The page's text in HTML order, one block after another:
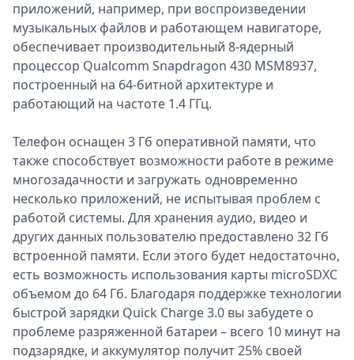
приложений, например, при воспроизведении
музыкальных файлов и работающем навигаторе,
обеспечивает производительный 8-ядерный
процессор Qualcomm Snapdragon 430 MSM8937,
построенный на 64-битной архитектуре и
работающий на частоте 1.4 ГГц.
Телефон оснащен 3 Гб оперативной памяти, что
также способствует возможности работе в режиме
многозадачности и загружать одновременно
несколько приложений, не испытывая проблем с
работой системы. Для хранения аудио, видео и
других данных пользователю предоставлено 32 Гб
встроенной памяти. Если этого будет недостаточно,
есть возможность использования карты microSDXC
объемом до 64 Гб. Благодаря поддержке технологии
быстрой зарядки Quick Charge 3.0 вы забудете о
проблеме разряженной батареи – всего 10 минут на
подзарядке, и аккумулятор получит 25% своей